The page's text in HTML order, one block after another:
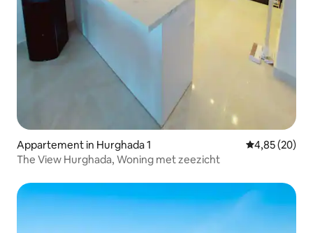
Appartement in Hurghada 1 Gemiddelde
4,85 (20)
The View Hurghada, Woning met zeezicht